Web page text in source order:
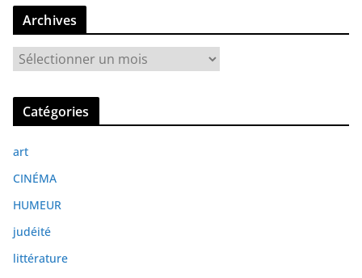
Archives
r
c
v
e
Catégories
art
CINÉMA
HUMEUR
judéité
littérature